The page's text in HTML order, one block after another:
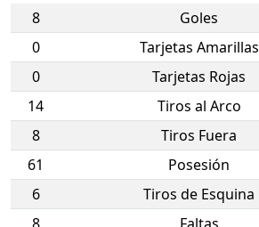
8 Goles
0
Tarjetas Amarillas
0
Tarjetas Rojas
14
Tiros al Arco
8
Tiros Fuera
61
Posesión
6
Tiros de Esquina